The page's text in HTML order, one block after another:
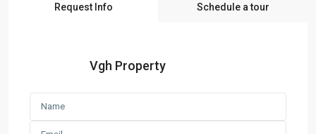
Request Info Schedule a tour
Vgh Property